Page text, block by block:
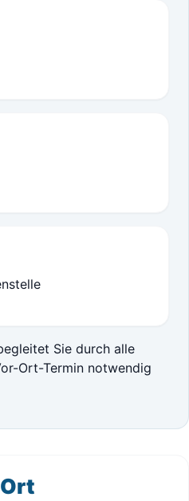
Sie durch alle
Ort-Termin notwendig